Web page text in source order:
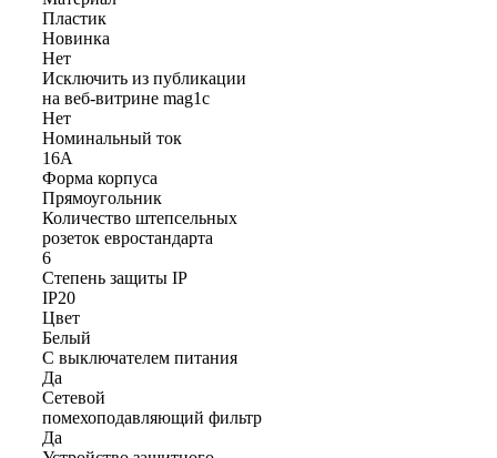
Пластик
Новинка
Нет
Исключить из публикации
на веб-витрине mag1c
Нет
Номинальный ток
16А
Форма корпуса
Прямоугольник
Количество штепсельных
розеток евростандарта
6
Степень защиты IP
IP20
Цвет
Белый
С выключателем питания
Да
Сетевой
помехоподавляющий фильтр
Да